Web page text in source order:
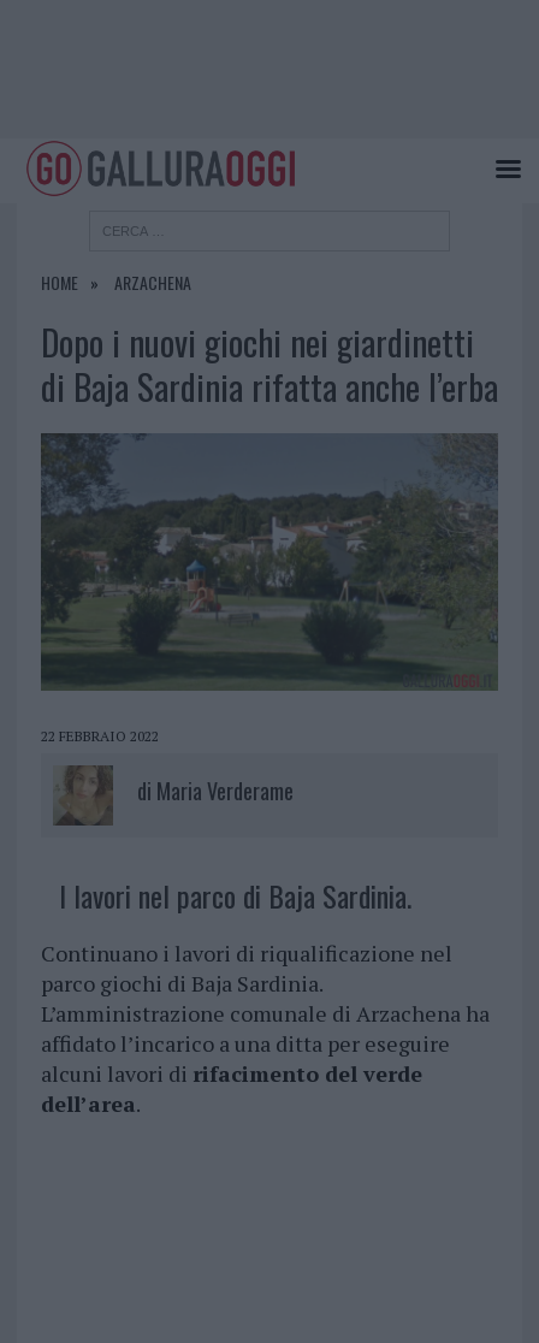
HOME ARZACHENA
Dopo i nuovi giochi nei giardinetti
di Baja Sardinia rifatta anche l’erba
22 FEBBRAIO 2022
di Maria Verderame
I lavori nel parco di Baja Sardinia.
Continuano i lavori di riqualificazione nel
parco giochi di Baja Sardinia.
L’amministrazione comunale di Arzachena ha
affidato l’incarico a una ditta per eseguire
alcuni lavori di rifacimento del verde
dell’area.